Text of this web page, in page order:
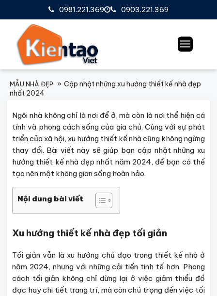
0903.221.369
0981.221.369
MẪU NHÀ ĐẸP
Cập nhật những xu hướng thiết kế nhà đẹp
nhất 2024
Ngôi nhà không chỉ là nơi để ở, mà còn là nơi thể hiện cá
tính và phong cách sống của gia chủ. Cùng với sự phát
triển của xã hội, xu hướng thiết kế nhà cũng không ngừng
thay đổi. Bài viết này sẽ giúp bạn cập nhật những xu
hướng thiết kế nhà đẹp nhất năm 2024, để bạn có thể
tạo nên một không gian sống hoàn hảo.
Nội dung bài viết
Xu hướng thiết kế nhà đẹp tối giản
Tối giản vẫn là xu hướng chủ đạo trong thiết kế nhà ở
năm 2024, nhưng với những cải tiến tinh tế hơn. Phong
cách tối giản không chỉ dừng lại ở việc giảm thiểu đồ
đạc hay chi tiết trang trí, mà còn chú trọng đến việc tối